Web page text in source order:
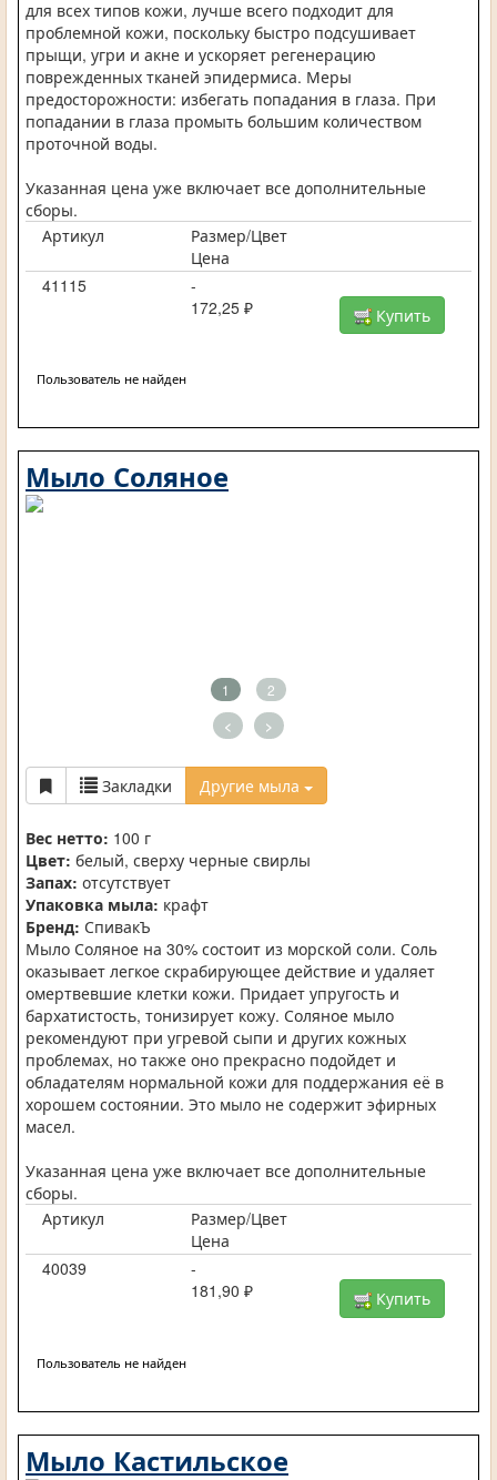
для всех типов кожи, лучше всего подходит для
проблемной кожи, поскольку быстро подсушивает
прыщи, угри и акне и ускоряет регенерацию
поврежденных тканей эпидермиса. Меры
предосторожности: избегать попадания в глаза. При
попадании в глаза промыть большим количеством
проточной воды.
Указанная цена уже включает все дополнительные
сборы.
Артикул
Размер/Цвет
Цена
41115
-
172,25 ₽
Купить
Пользователь не найден
Мыло Соляное
1 2
< >
Закладки Другие мыла
Вес нетто: 100 г
Цвет: белый, сверху черные свирлы
Запах: отсутствует
Упаковка мыла: крафт
Бренд: СпивакЪ
Мыло Соляное на 30% состоит из морской соли. Соль
оказывает легкое скрабирующее действие и удаляет
омертвевшие клетки кожи. Придает упругость и
бархатистость, тонизирует кожу. Соляное мыло
рекомендуют при угревой сыпи и других кожных
проблемах, но также оно прекрасно подойдет и
обладателям нормальной кожи для поддержания её в
хорошем состоянии. Это мыло не содержит эфирных
масел.
Указанная цена уже включает все дополнительные
сборы.
Артикул
Размер/Цвет
Цена
40039
-
181,90 ₽
Купить
Пользователь не найден
Мыло Кастильское